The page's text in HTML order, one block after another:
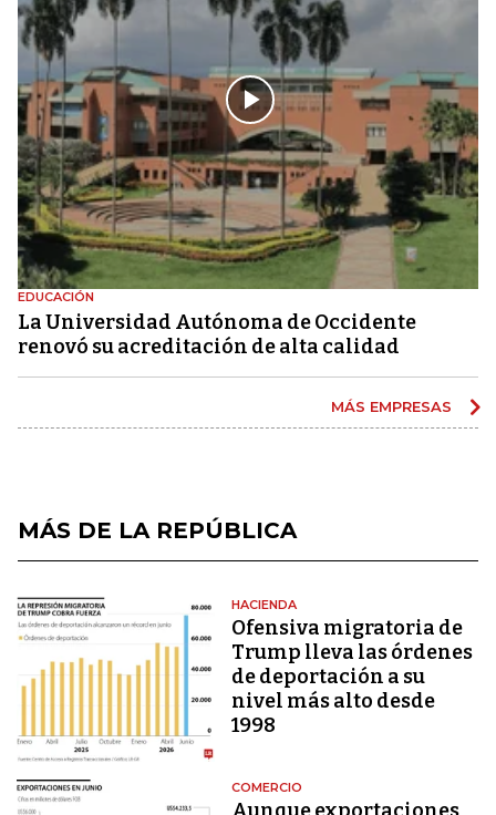
EDUCACIÓN
La Universidad Autónoma de Occidente
renovó su acreditación de alta calidad
MÁS EMPRESAS
MÁS DE LA REPÚBLICA
HACIENDA
Ofensiva migratoria de
Trump lleva las órdenes
de deportación a su
nivel más alto desde
1998
COMERCIO